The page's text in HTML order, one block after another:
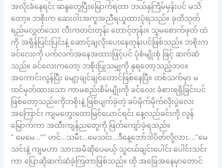
အလိုးခံနေရင်း ဆန္ဒတွေပြီးမြောက်ရတာ ဘယ်နှကြိမ်မှန်းပင် မသိ
တော့။ ဘစိုးက ဆေးဝါးအကူအညီရယူထားပုံရသည်။ ခုထိသုတ်
ရည်မလွှတ်သေး လီးကတင်းတုန်း တောင့်တုန်း။ သူမစောက်ဖုတ် ထဲ
ကို အရှိန်ပြင်းပြင်းနဲ့ ဆောင့်ချလိုးပေးနေတုန်းပင်ဖြစ်သည်။ ဘစိုးက
ခင်လေးကို ပက်လက်အနေအထားဖြင့်ပင် ပုံစံမျိုးစုံ ဖြင့် ဆက်ဆံ
သည်။ ခင်လေးကတော့ ဘစိုးပြုသမျှကို နုရတော့သည့်ဘဝ။
အကောင်းလွန်ပြီး မျော့ချင်ချင်တောင်ဖြစ်နေပြီ။ တစ်သက်မှာ မ
ထင်မှတ်ထားသော ကာမစည်းစိမ်မျိုးကို ခင်လေး ခံစားရရှိခြင်းပင်
ဖြစ်တော့သည်။ကိုဘစိုးနဲ့ ဖြစ်ပျက်ခဲ့တဲ့ ခပ်မိုက်မိုက်လိုးပွဲလေး
အကြောင်း ကျမတွေးတောမြင်ယောင်ရင်း နေ့လည်ခင်းကို လွန်
မြောက်ကာ အထီးကျန်ညတွေကို ဖြတ်ကျော်ခဲ့ရသည်။
” မေမေ…”” ဟင်…သမီး…မေသင်း…ဒီနေ့ဘော်ဒါပိတ်လို့လား….”မေ
သင်းနဲ့ ကျမဟာ သားအမိဆိုပေမယ့် သူငယ်ချင်းပေါင်း ပေါင်းသင်း
ကာ ပြောဆိုဆက်ဆံခဲ့ကြတာဖြစ်သည်။ ထို အခြေအနေမှာတောင်